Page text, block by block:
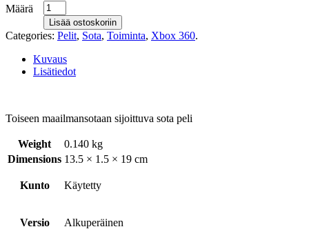
Määrä
Lisää ostoskoriin
Categories: Pelit, Sota, Toiminta, Xbox 360.
Kuvaus
Lisätiedot
Toiseen maailmansotaan sijoittuva sota peli
Weight
0.140 kg
Dimensions 13.5 × 1.5 × 19 cm
Kunto Käytetty
Versio Alkuperäinen